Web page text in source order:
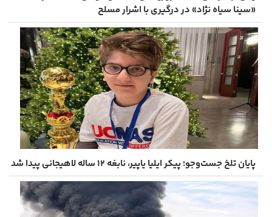
«سینا سیاه‌ نژاد» در درگیری با اشرار مسلح
پایان تلخ جست‌وجو؛ پیکر ایلیا یاپیر، نابغه ۱۲ ساله لاهیجانی پیدا شد